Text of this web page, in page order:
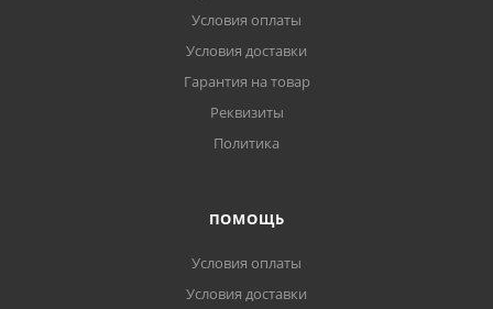
Условия оплаты
Условия доставки
Гарантия на товар
Реквизиты
Политика
ПОМОЩЬ
Условия оплаты
Условия доставки